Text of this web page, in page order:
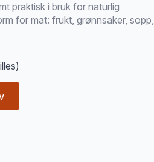
praktisk i bruk for naturlig
for mat: frukt, grønnsaker, sopp,